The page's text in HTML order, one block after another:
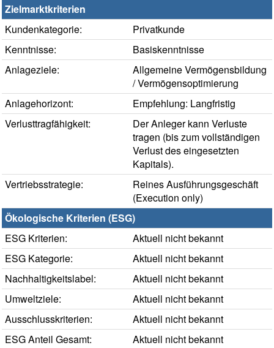
Zielmarktkriterien
Kundenkategorie:
Privatkunde
Kenntnisse:
Basiskenntnisse
Anlageziele:
Allgemeine Vermögensbildung
/ Vermögensoptimierung
Anlagehorizont:
Empfehlung: Langfristig
Verlusttragfähigkeit:
Der Anleger kann Verluste
tragen (bis zum vollständigen
Verlust des eingesetzten
Kapitals).
Vertriebsstrategie:
Reines Ausführungsgeschäft
(Execution only)
Ökologische Kriterien (ESG)
ESG Kriterien:
Aktuell nicht bekannt
ESG Kategorie:
Aktuell nicht bekannt
Nachhaltigkeitslabel:
Aktuell nicht bekannt
Umweltziele:
Aktuell nicht bekannt
Ausschlusskriterien:
Aktuell nicht bekannt
ESG Anteil Gesamt:
Aktuell nicht bekannt